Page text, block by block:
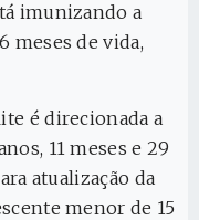
imunizando a
meses de vida,
é direcionada a
11 meses e 29
atualização da
menor de 15